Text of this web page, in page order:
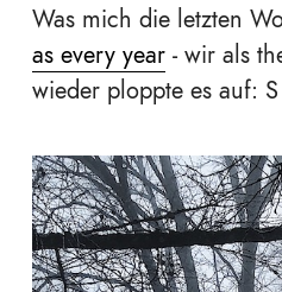
Was mich die letzten
as every year - wir als
wieder ploppte es auf: S